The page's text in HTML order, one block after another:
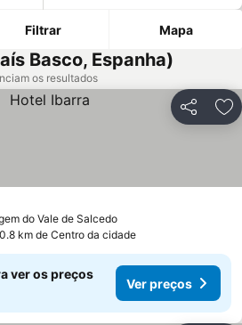
Filtrar Mapa
Basco, Espanha)
os resultados
Partilhar
do Vale de SalcedoVer preços
km de Centro da cidade
ver os preços
Ver preços